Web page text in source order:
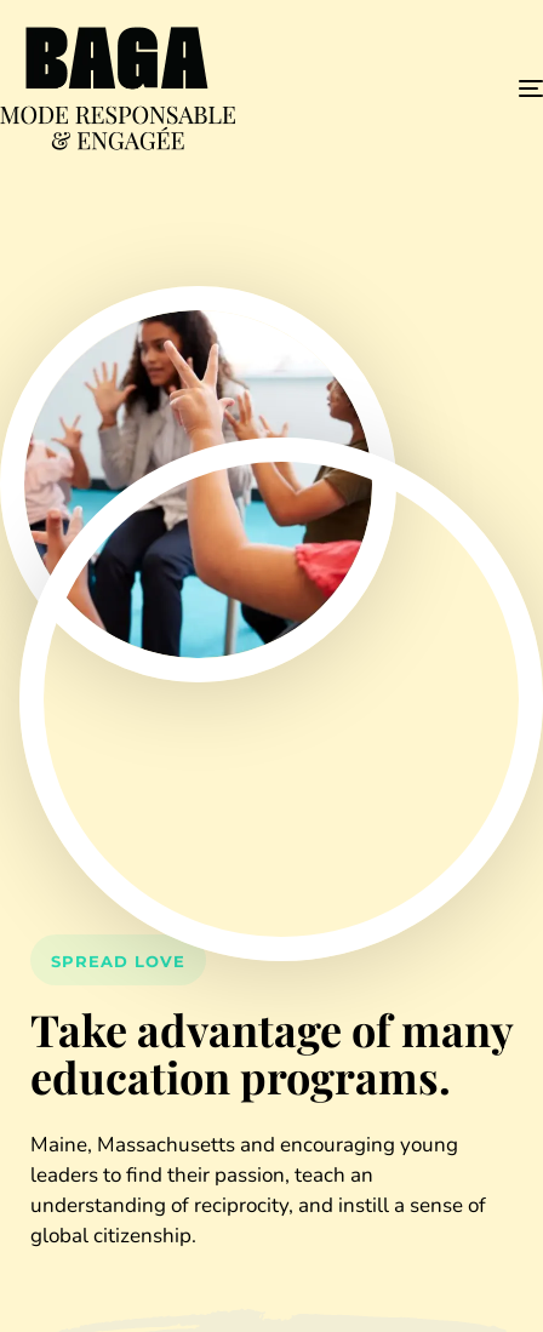
SPREAD LOVE
Take advantage of many
education programs.
Maine, Massachusetts and encouraging young
leaders to find their passion, teach an
understanding of reciprocity, and instill a sense of
global citizenship.